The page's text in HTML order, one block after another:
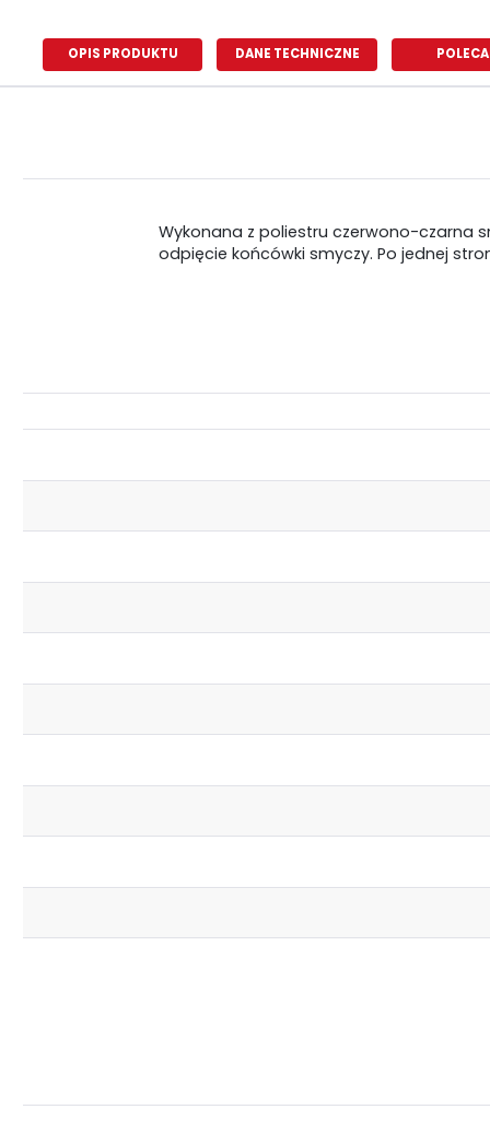
OPIS PRODUKTU DANE TECHNICZNE
Wykonana z poliestru czerwono-czarna
odpięcie końcówki smyczy. Po jednej